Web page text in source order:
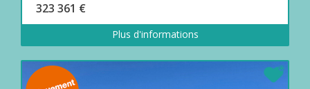
323 361 €
Plus d'informations